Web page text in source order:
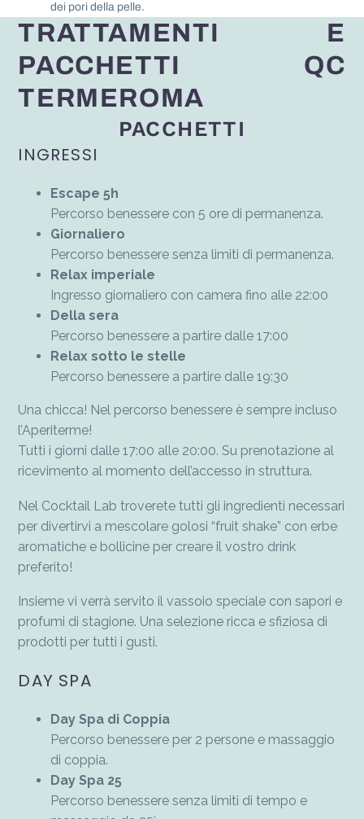
dei pori della pelle.
TRATTAMENTI E
PACCHETTI QC
TERMEROMA
PACCHETTI
INGRESSI
Escape 5h
Percorso benessere con 5 ore di permanenza.
Giornaliero
Percorso benessere senza limiti di permanenza.
Relax imperiale
Ingresso giornaliero con camera fino alle 22:00
Della sera
Percorso benessere a partire dalle 17:00
Relax sotto le stelle
Percorso benessere a partire dalle 19:30
Una chicca! Nel percorso benessere è sempre incluso
l’Aperiterme!
Tutti i giorni dalle 17:00 alle 20:00. Su prenotazione al
ricevimento al momento dell’accesso in struttura.
Nel Cocktail Lab troverete tutti gli ingredienti necessari
per divertirvi a mescolare golosi “fruit shake” con erbe
aromatiche e bollicine per creare il vostro drink
preferito!
Insieme vi verrà servito il vassoio speciale con sapori e
profumi di stagione. Una selezione ricca e sfiziosa di
prodotti per tutti i gusti.
DAY SPA
Day Spa di Coppia
Percorso benessere per 2 persone e massaggio
di coppia.
Day Spa 25
Percorso benessere senza limiti di tempo e